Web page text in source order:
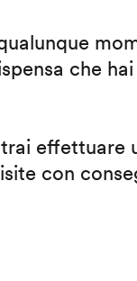
che
effettuare
con